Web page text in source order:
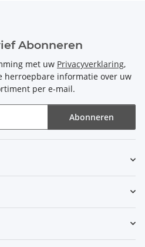
Abonneren
met uw Privacyverklaring,
herroepbare informatie over uw
per e-mail.
Abonneren